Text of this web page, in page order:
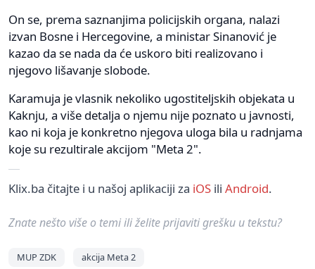
On se, prema saznanjima policijskih organa, nalazi
izvan Bosne i Hercegovine, a ministar Sinanović je
kazao da se nada da će uskoro biti realizovano i
njegovo lišavanje slobode.
Karamuja je vlasnik nekoliko ugostiteljskih objekata u
Kaknju, a više detalja o njemu nije poznato u javnosti,
kao ni koja je konkretno njegova uloga bila u radnjama
koje su rezultirale akcijom "Meta 2".
Klix.ba čitajte i u našoj aplikaciji za iOS ili Android.
Znate nešto više o temi ili želite prijaviti grešku u tekstu?
MUP ZDK akcija Meta 2